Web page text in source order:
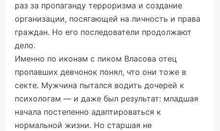
раз за пропаганду терроризма и создание
организации, посягающей на личность и права
граждан. Но его последователи продолжают
дело.
Именно по иконам с ликом Власова отец
пропавших девчонок понял, что они тоже в
секте. Мужчина пытался водить дочерей к
психологам — и даже был результат: младшая
начала постепенно адаптироваться к
нормальной жизни. Но старшая не